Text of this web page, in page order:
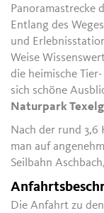
Panoramastrecke
Entlang des
und
Weise
die heimische
sich schöne
Naturpark
Nach der rund
man auf
Seilbahn
Die Anfahrt zu